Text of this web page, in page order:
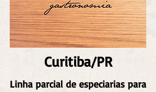
Curitiba/PR
Linha parcial de especiarias para